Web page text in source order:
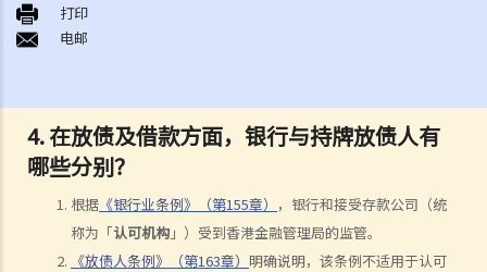
4. 在放债及借款方面，银行与持牌放债人有
哪些分别？
根据 《银行业条例》（第155章） ，银行和接受存款公司（统
称为「认可机构 」）受到香港金融管理局的监管。
《放债人条例》（第163章） 明确说明，该条例不适用于认可
2. 谁受到《放债人条例》（第163章）的保障？
3. 放债人的领牌事宜
5. 其他要求
A. 格式要求
B. 借款人提前偿还贷款
C. 非法协议
D. 对放债广告的限制
E. 贷款保证形式的限制
打印
电邮